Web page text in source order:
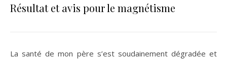
Résultat et avis pour le magnétisme
La santé de mon père s’est soudainement dégradée et